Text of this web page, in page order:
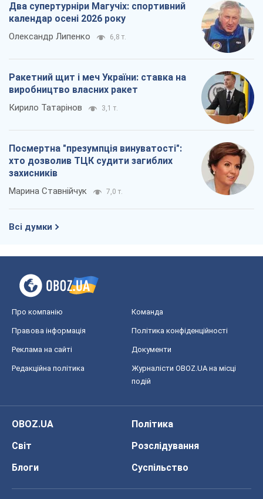
Два супертурніри Магучіх: спортивний
календар осені 2026 року
Олександр Липенко 6,8 т.
Ракетний щит і меч України: ставка на
виробництво власних ракет
Кирило Татарінов 3,1 т.
Посмертна "презумпція винуватості":
хто дозволив ТЦК судити загиблих
захисників
Марина Ставнійчук 7,0 т.
Всі думки
Про компанію Команда
Правова інформація Політика конфіденційності
Реклама на сайті Документи
Редакційна політика
Журналісти OBOZ.UA на місці
подій
OBOZ.UA
Політика
Світ
Розслідування
Блоги
Суспільство